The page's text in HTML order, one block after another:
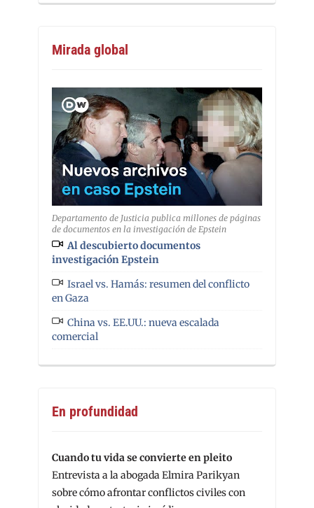
Mirada global
Departamento de Justicia publica millones de páginas
de documentos en la investigación de Epstein
Al descubierto documentos
investigación Epstein
Israel vs. Hamás: resumen del conflicto
en Gaza
China vs. EE.UU.: nueva escalada
comercial
En profundidad
Cuando tu vida se convierte en pleito
Entrevista a la abogada Elmira Parikyan
sobre cómo afrontar conflictos civiles con